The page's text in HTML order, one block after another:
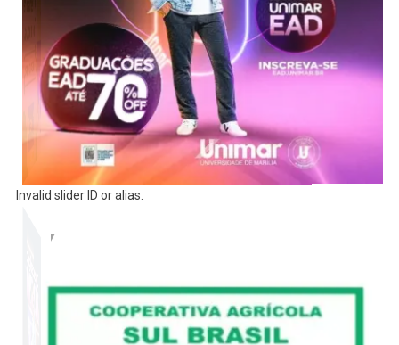
Invalid slider ID or alias.